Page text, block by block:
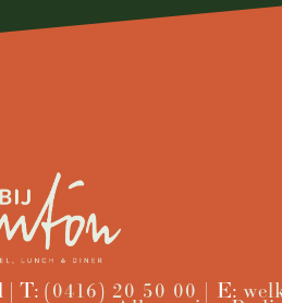
| T: (0416) 20 50 00 | E: